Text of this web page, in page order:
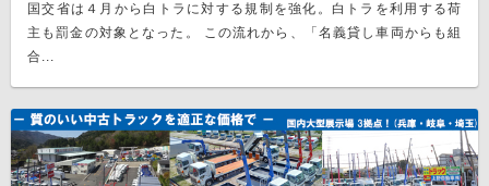
国交省は４月から白トラに対する規制を強化。白トラを利用する荷
主も罰金の対象となった。 この流れから、「名義貸し車両からも組
合...